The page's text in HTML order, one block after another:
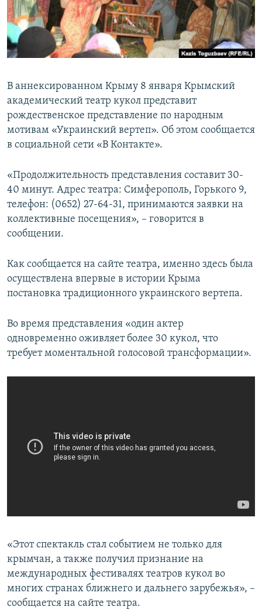
ПОБЕДИТЕЛЕЙ НЕ СУДЯТ?
КРЫМ.НЕПОКОРЕННЫЙ
ПРИСОЕДИНЯЙТЕСЬ!
Все сайты RFE/RL
В аннексированном Крыму 8 января Крымский
академический театр кукол представит
рождественское представление по народным
мотивам «Украинский вертеп». Об этом сообщается
в социальной сети «В Контакте».
«Продолжительность представления составит 30-
40 минут. Адрес театра: Симферополь, Горького 9,
телефон: (0652) 27-64-31, принимаются заявки на
коллективные посещения», – говорится в
сообщении.
Как сообщается на сайте театра, именно здесь была
осуществлена впервые в истории Крыма
постановка традиционного украинского вертепа.
Во время представления «один актер
одновременно оживляет более 30 кукол, что
требует моментальной голосовой трансформации».
«Этот спектакль стал событием не только для
крымчан, а также получил признание на
международных фестивалях театров кукол во
многих странах ближнего и дальнего зарубежья», –
сообщается на сайте театра.